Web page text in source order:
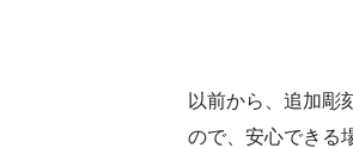
以前から、追加彫
ので、安心できる